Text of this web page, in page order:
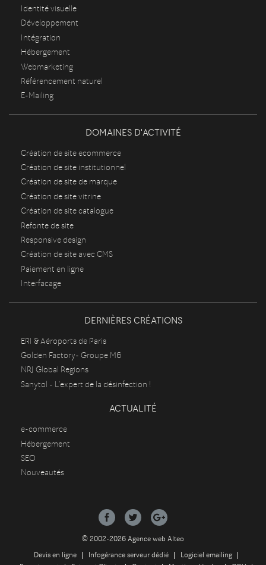
Identité visuelle
Développement
Intégration
Hébergement
Webmarketing
Référencement naturel
E-Mailing
DOMAINES D'ACTIVITÉ
Création de site ecommerce
Création de site institutionnel
Création de site de marque
Création de site vitrine
Création de site catalogue
Refonte de site
Responsive design
Création de site avec CMS
Paiement en ligne
Interfacage
DERNIÈRES CRÉATIONS
ERI & Aéroports de Paris
Golden Factory- Groupe M6
NRJ Global Regions
Sanytol - L'expert de la désinfection !
ACTUALITÉ
e-commerce
Hébergement
SEO
Nouveautés
© 2002-2026 Agence web Alteo
Devis en ligne
Infogérance serveur dédié
Logiciel emailing